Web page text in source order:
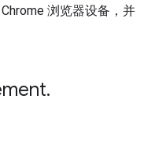
浏览器设备，并
.